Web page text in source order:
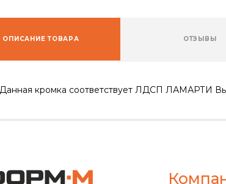
ОПИСАНИЕ ТОВАРА ОТЗЫВЫ
Данная кромка соответствует ЛДСП ЛАМАРТИ